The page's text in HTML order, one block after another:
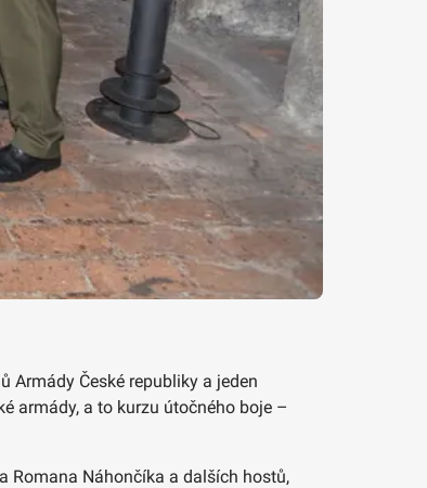
Armády České republiky a jeden
armády, a to kurzu útočného boje –
Romana Náhončíka a dalších hostů,